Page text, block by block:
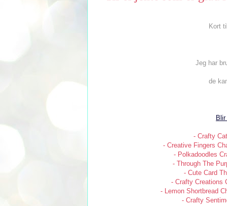
Kort
Jeg har
de
- Crafty
- Creative Fingers
- Polkadoodles
- Through The
- Cute Card
- Crafty Creations
- Lemon Shortbread
- Crafty